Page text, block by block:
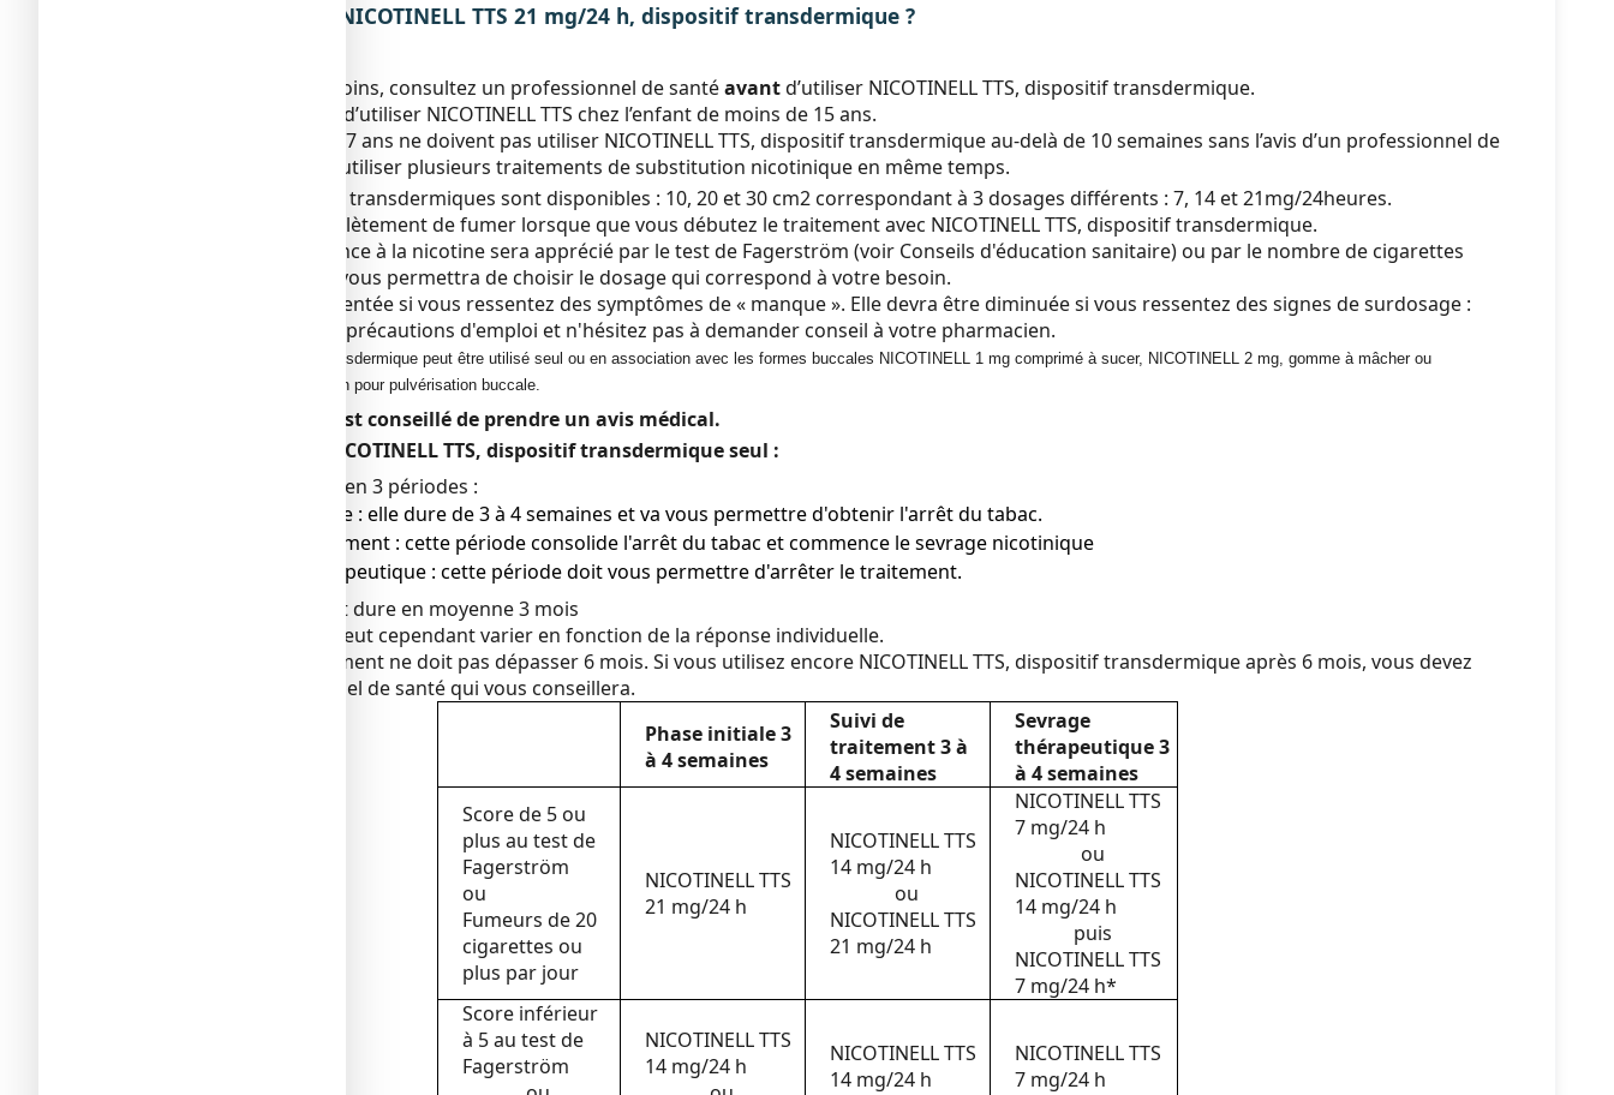
3. COMMENT PRENDRE NICOTINELL TTS 21 mg/24 h, dispositif transdermique ?
Si vous avez 18 ans ou moins, consultez un professionnel de santéavantd’utiliser NICOTINELL TTS, dispositif transdermique.
Il n’est pas recommandé d’utiliser NICOTINELL TTS chez l’enfant de moins de 15 ans.
Les adolescents de 15 à 17 ans ne doivent pas utiliser NICOTINELL TTS, dispositif transdermique au-delà de 10 semaines sans l’avis d’un professionnel de
santé. Ils ne doivent pas utiliser plusieurs traitements de substitution nicotinique en même temps.
Trois tailles de dispositifs transdermiques sont disponibles : 10, 20 et 30 cm2 correspondant à 3 dosages différents : 7, 14 et 21mg/24heures.
Vous devez arrêter complètement de fumer lorsque que vous débutez le traitement avec NICOTINELL TTS, dispositif transdermique.
Votre degré de dépendance à la nicotine sera apprécié par le test de Fagerström (voir Conseils d'éducation sanitaire) ou par le nombre de cigarettes
consommées par jour. Il vous permettra de choisir le dosage qui correspond à votre besoin.
La dose devra être augmentée si vous ressentez des symptômes de « manque ». Elle devra être diminuée si vous ressentez des signes de surdosage :
relisez le chapitre sur les précautions d'emploi et n'hésitez pas à demander conseil à votre pharmacien.
NICOTINELL TTS, dispositif transdermique peut être utilisé seul ou en association avec les formes buccales NICOTINELL 1 mg comprimé à sucer, NICOTINELL 2 mg, gomme à mâcher ou
NICOTINELL 1 mg/dose, solution pour pulvérisation buccale.
En cas d’association, il est conseillé de prendre un avis médical.
● Traitement avec NICOTINELL TTS, dispositif transdermique seul :
Le traitement se déroule en 3 périodes :
● Période initiale : elle dure de 3 à 4 semaines et va vous permettre d'obtenir l'arrêt du tabac.
● Suivi du traitement : cette période consolide l'arrêt du tabac et commence le sevrage nicotinique
● Sevrage thérapeutique : cette période doit vous permettre d'arrêter le traitement.
L'ensemble du traitement dure en moyenne 3 mois
La durée du traitement peut cependant varier en fonction de la réponse individuelle.
La durée totale du traitement ne doit pas dépasser 6 mois. Si vous utilisez encore NICOTINELL TTS, dispositif transdermique après 6 mois, vous devez
consulter un professionnel de santé qui vous conseillera.
Phase initiale 3
à 4 semaines
Suivi de
traitement 3 à
4 semaines
Sevrage
thérapeutique 3
à 4 semaines
Score de 5 ou
plus au test de
Fagerström
ou
Fumeurs de 20
cigarettes ou
plus par jour
NICOTINELL TTS
21 mg/24 h
NICOTINELL TTS
14 mg/24 h
ou
NICOTINELL TTS
21 mg/24 h
NICOTINELL TTS
7 mg/24 h
ou
NICOTINELL TTS
14 mg/24 h
puis
NICOTINELL TTS
7 mg/24 h*
Score inférieur
à 5 au test de
Fagerström
NICOTINELL TTS
14 mg/24 h
NICOTINELL TTS
14 mg/24 h
NICOTINELL TTS
7 mg/24 h